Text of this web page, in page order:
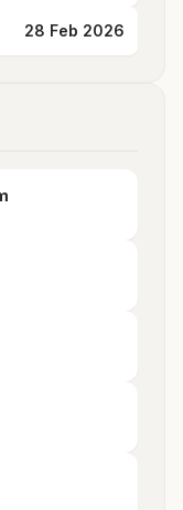
28 Feb 2026